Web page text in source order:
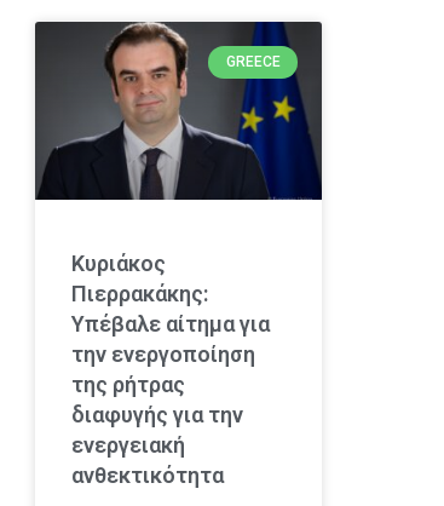
GREECE
Κυριάκος
Πιερρακάκης:
Υπέβαλε αίτημα για
την ενεργοποίηση
της ρήτρας
διαφυγής για την
ενεργειακή
ανθεκτικότητα